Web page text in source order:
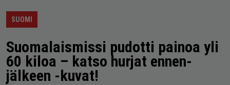
SUOMI
Suomalaismissi pudotti painoa yli
60 kiloa – katso hurjat ennen-
jälkeen -kuvat!